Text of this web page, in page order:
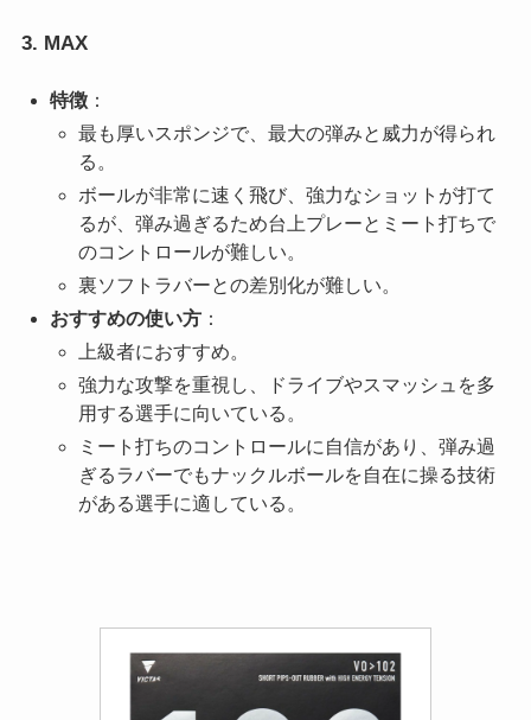
3. MAX
特徴：
最も厚いスポンジで、最大の弾みと威力が得られ
る。
ボールが非常に速く飛び、強力なショットが打て
るが、弾み過ぎるため台上プレーとミート打ちで
のコントロールが難しい。
裏ソフトラバーとの差別化が難しい。
おすすめの使い方：
上級者におすすめ。
強力な攻撃を重視し、ドライブやスマッシュを多
用する選手に向いている。
ミート打ちのコントロールに自信があり、弾み過
ぎるラバーでもナックルボールを自在に操る技術
がある選手に適している。